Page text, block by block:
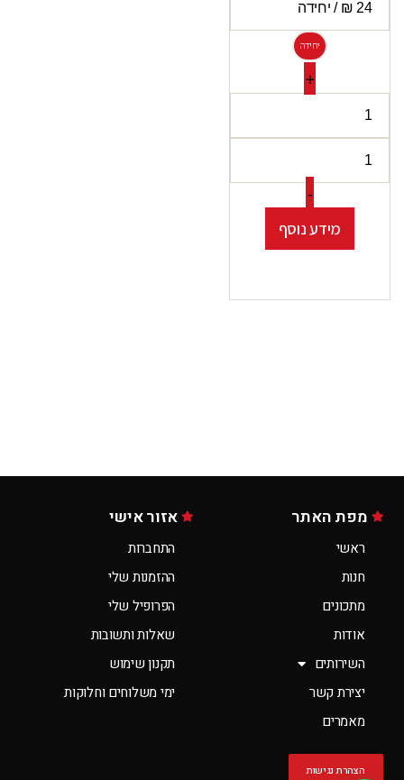
יחידה
+
-
מידע נוסף
מפת האתר
ראשי
חנות
מתכונים
אודות
השירותים
יצירת קשר
מאמרים
הצהרת נגישות
אזור אישי
התחברות
ההזמנות שלי
הפרופיל שלי
שאלות ותשובות
תקנון שימוש
ימי משלוחים וחלוקות